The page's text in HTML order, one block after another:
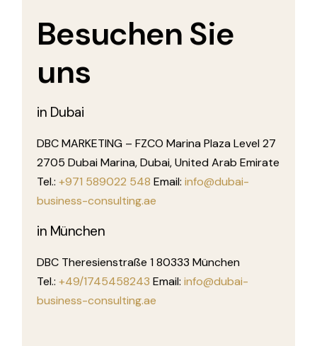
Besuchen Sie
uns
in Dubai
DBC MARKETING – FZCO Marina Plaza Level 27
2705 Dubai Marina, Dubai, United Arab Emirate
Tel.:+971 589022 548 Email:info@dubai-
business-consulting.ae
in München
DBC Theresienstraße 1 80333 München
Tel.:+49/1745458243 Email:info@dubai-
business-consulting.ae